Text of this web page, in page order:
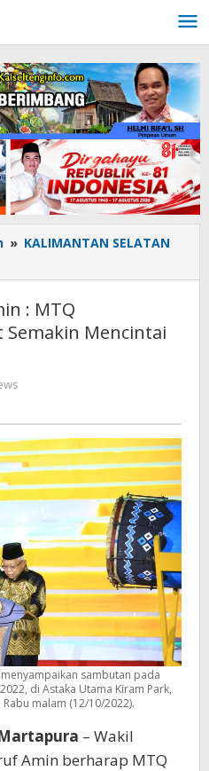
» KALIMANTAN SELATAN
: MTQ
Mencintai
sambutan pada
di Astaka Utama Kiram Park,
malam (12/10/2022).
– Wakil
Amin berharap MTQ